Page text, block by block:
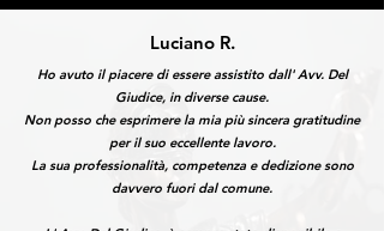
Luciano R.
Ho avuto il piacere di essere assistito dall' Avv. Del
Giudice, in diverse cause.
Non posso che esprimere la mia più sincera gratitudine
per il suo eccellente lavoro.
La sua professionalità, competenza e dedizione sono
davvero fuori dal comune.